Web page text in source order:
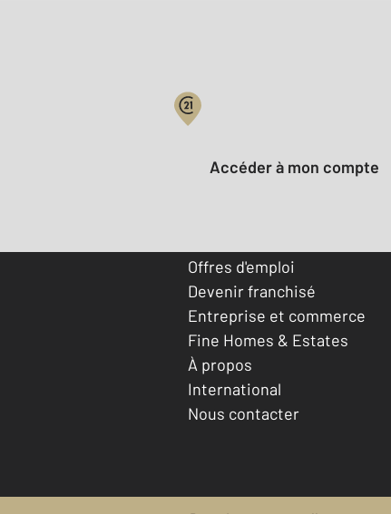
Votre compte :
Accéder à mon compte
Offres d'emploi
Devenir franchisé
Entreprise et commerce
Fine Homes & Estates
À propos
International
Nous contacter